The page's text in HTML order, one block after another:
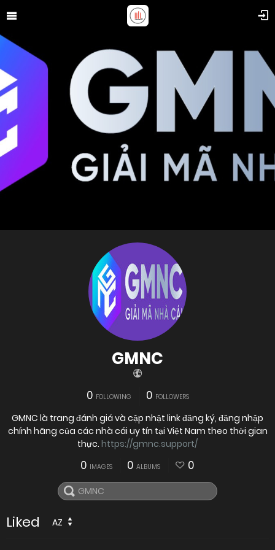
GMNC
0 FOLLOWING 0 FOLLOWERS
GMNC là trang đánh giá và cập nhật link đăng ký, đăng nhập
chính hãng của các nhà cái uy tín tại Việt Nam theo thời gian
thực. https://gmnc.support/
0 IMAGES 0 ALBUMS 0
Liked AZ